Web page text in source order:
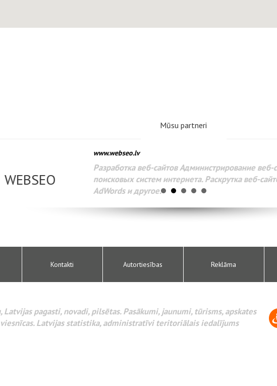
Mūsu partneri
WEBSEO
www.webseo.lv
Разработка веб-сайтов Администрирование веб-
поисковых систем интернета. Раскрутка веб-
AdWords и другое.
Kontakti Autortiesības Reklāma
Latvijas pagasti, novadi, pilsētas. Pasākumi, jaunumi, tūrisms, apskates
Latvijas statistika, administratīvi teritoriālais iedalījums